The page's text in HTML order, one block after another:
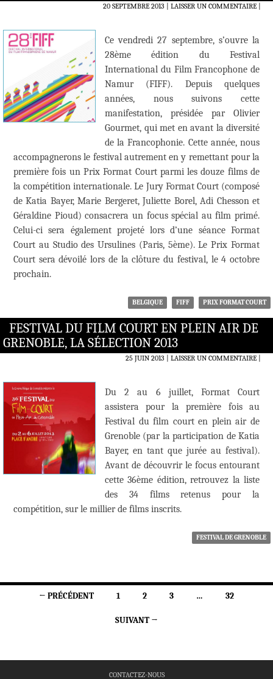
20 SEPTEMBRE 2013 LAISSER UN COMMENTAIRE|
Ce vendredi 27 septembre, s’ouvre la
28ème édition du Festival
International du Film Francophone de
Namur (FIFF). Depuis quelques
années, nous suivons cette
manifestation, présidée par Olivier
Gourmet, qui met en avant la diversité
de la Francophonie. Cette année, nous
accompagnerons le festival autrement en y remettant pour la
première fois un Prix Format Court parmi les douze films de
la compétition internationale. Le Jury Format Court (composé
de Katia Bayer, Marie Bergeret, Juliette Borel, Adi Chesson et
Géraldine Pioud) consacrera un focus spécial au film primé.
Celui-ci sera également projeté lors d’une séance Format
Court au Studio des Ursulines (Paris, 5ème). Le Prix Format
Court sera dévoilé lors de la clôture du festival, le 4 octobre
prochain.
BELGIQUE FIFF PRIX FORMAT COURT
FESTIVAL DU FILM COURT EN PLEIN AIR DE
GRENOBLE, LA SÉLECTION 2013
25 JUIN 2013 LAISSER UN COMMENTAIRE|
Du 2 au 6 juillet, Format Court
assistera pour la première fois au
Festival du film court en plein air de
Grenoble (par la participation de Katia
Bayer, en tant que jurée au festival).
Avant de découvrir le focus entourant
cette 36ème édition, retrouvez la liste
des 34 films retenus pour la
compétition, sur le millier de films inscrits.
FESTIVAL DE GRENOBLE
Navigation← PRÉCÉDENT 1 2 3 … 32
SUIVANT →
CONTACTEZ-NOUS